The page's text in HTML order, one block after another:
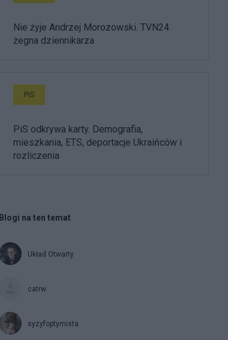
Nie żyje Andrzej Morozowski. TVN24
żegna dziennikarza
PiS
PiS odkrywa karty. Demografia,
mieszkania, ETS, deportacje Ukraińców i
rozliczenia
Blogi na ten temat
Układ Otwarty
catrw
syzyfoptymista